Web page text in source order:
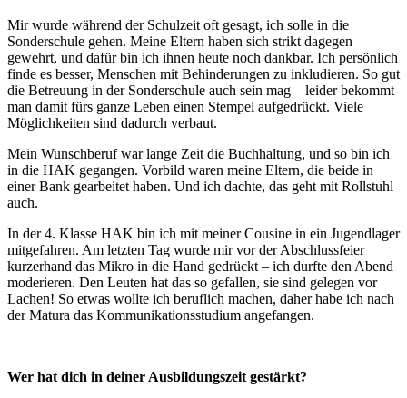
Mir wurde während der Schulzeit oft gesagt, ich solle in die
Sonderschule gehen. Meine Eltern haben sich strikt dagegen
gewehrt, und dafür bin ich ihnen heute noch dankbar. Ich persönlich
finde es besser, Menschen mit Behinderungen zu inkludieren. So gut
die Betreuung in der Sonderschule auch sein mag – leider bekommt
man damit fürs ganze Leben einen Stempel aufgedrückt. Viele
Möglichkeiten sind dadurch verbaut.
Mein Wunschberuf war lange Zeit die Buchhaltung, und so bin ich
in die HAK gegangen. Vorbild waren meine Eltern, die beide in
einer Bank gearbeitet haben. Und ich dachte, das geht mit Rollstuhl
auch.
In der 4. Klasse HAK bin ich mit meiner Cousine in ein Jugendlager
mitgefahren. Am letzten Tag wurde mir vor der Abschlussfeier
kurzerhand das Mikro in die Hand gedrückt – ich durfte den Abend
moderieren. Den Leuten hat das so gefallen, sie sind gelegen vor
Lachen! So etwas wollte ich beruflich machen, daher habe ich nach
der Matura das Kommunikationsstudium angefangen.
Wer hat dich in deiner Ausbildungszeit gestärkt?